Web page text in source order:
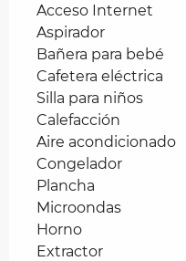
Acceso Internet
Aspirador
Bañera para bebé
Cafetera eléctrica
Silla para niños
Calefacción
Aire acondicionado
Congelador
Plancha
Microondas
Horno
Extractor